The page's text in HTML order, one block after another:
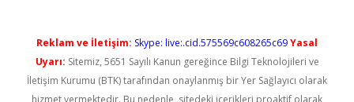
Reklam ve İletişim: Skype: live:.cid.575569c608265c69Yasal
Uyarı: Sitemiz, 5651 Sayılı Kanun gereğince Bilgi Teknolojileri ve
İletişim Kurumu (BTK) tarafından onaylanmış bir Yer Sağlayıcı olarak
hizmet vermektedir. Bu nedenle, sitedeki içerikleri proaktif olarak